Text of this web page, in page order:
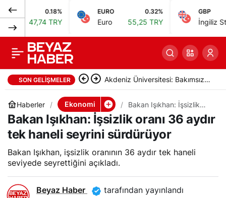
47,74 TRY
EURO
Euro 55,25 TRY
GBP
İngiliz Sterlini
SON GELIŞMELER Akdeniz Üniversitesi: Bakımsız
klimalar yangın riskini artırıyor
Haberler Ekonomi
Bakan Işıkhan: İşsizlik
oranı 36 aydır tek haneli
seyrini sürdürüyor
Bakan Işıkhan: İşsizlik oranı 36 aydır
tek haneli seyrini sürdürüyor
Bakan Işıkhan, işsizlik oranının 36 aydır tek haneli
seviyede seyrettiğini açıkladı.
Beyaz Haber
tarafından yayınlandı
Tera Holding Başkanı
Tezmen: Türkiye
önemli yatırım
fırsatları sunuyor
Paylaş